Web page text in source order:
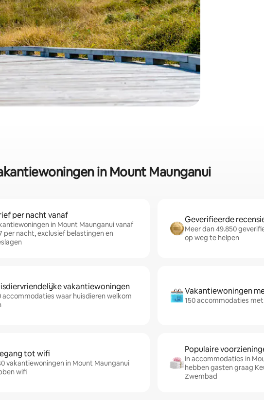
in Mount Maunganui
per nacht vanaf
in Mount Maunganui vanaf
per nacht, exclusief belastingen en
Geverifieerde
Meer dan 49.850
op weg te helpen
vakantiewoningen
accommodaties waar huisdieren welkom
Vakantiewoningen
150 accommodaties
tot wifi
vakantiewoningen in Mount Maunganui
wifi
Populaire
In accommodaties in
hebben gasten graag
Zwembad